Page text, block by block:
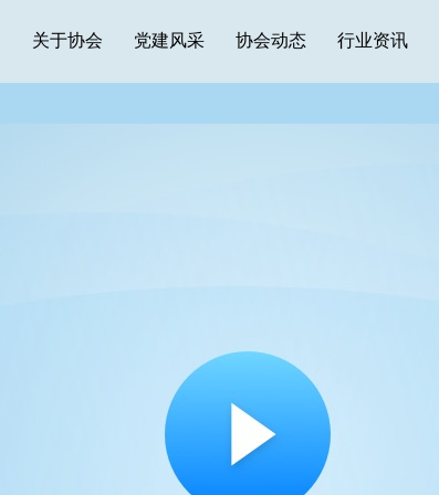
关于协会 党建风采 协会动态 行业资讯